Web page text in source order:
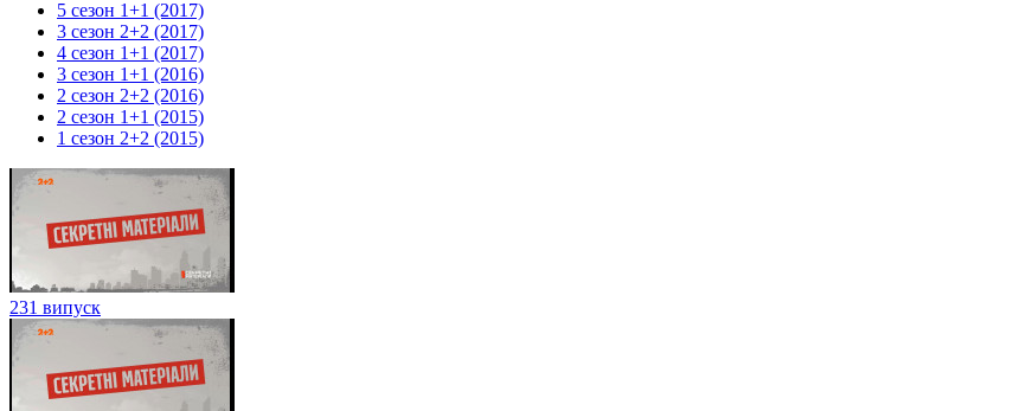
5 сезон 1+1 (2017)
3 сезон 2+2 (2017)
4 сезон 1+1 (2017)
3 сезон 1+1 (2016)
2 сезон 2+2 (2016)
2 сезон 1+1 (2015)
1 сезон 2+2 (2015)
231 випуск